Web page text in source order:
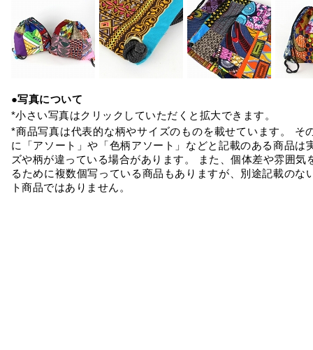
●写真について
*小さい写真はクリックしていただくと拡大できます。
*商品写真は代表的な柄やサイズのものを載せています。 そ
に「アソート」や「色柄アソート」などと記載のある商品は
ズや柄が違っている場合があります。 また、個体差や雰囲気
るために複数個写っている商品もありますが、別途記載のな
ト商品ではありません。